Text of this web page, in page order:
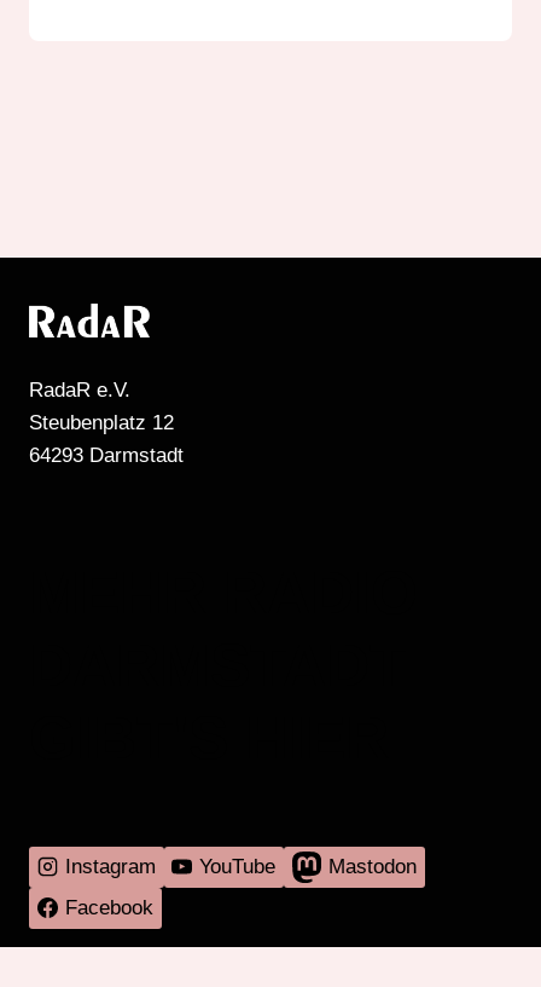
RadaR e.V.
Steubenplatz 12
64293 Darmstadt
Instagram YouTube
Mastodon
Facebook